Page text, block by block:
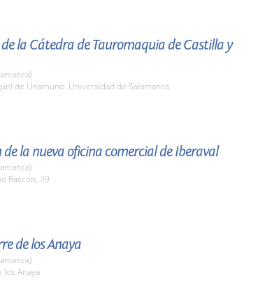
la Cátedra de Tauromaquia de Castilla y
de Unamuno. Universidad de Salamanca
la nueva oficina comercial de Iberaval
Rascón, 39
de los Anaya
los Anaya